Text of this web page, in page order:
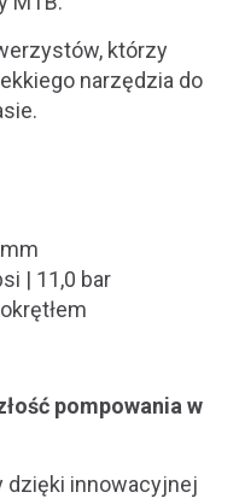
którzy
narzędzia do
| 11,0 bar
pompowania w
dzięki innowacyjnej